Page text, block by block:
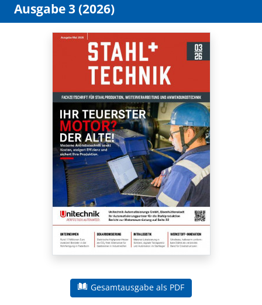
Ausgabe 3 (2026)
Gesamtausgabe als PDF